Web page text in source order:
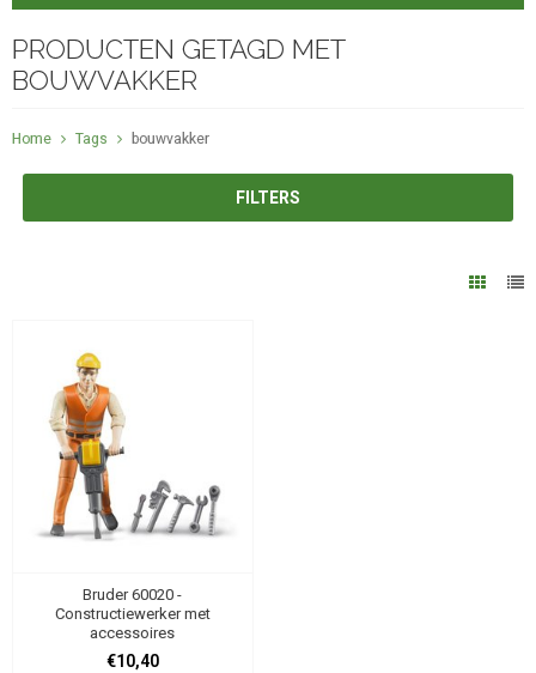
PRODUCTEN GETAGD MET
BOUWVAKKER
Home Tags bouwvakker
FILTERS
Bruder 60020 -
Constructiewerker met
accessoires
€10,40